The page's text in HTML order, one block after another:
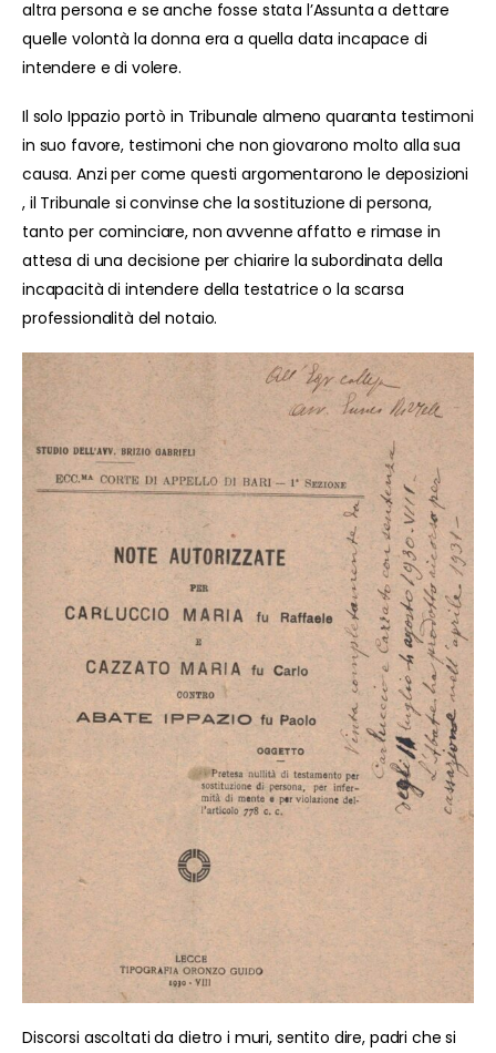
altra persona e se anche fosse stata l’Assunta a dettare
quelle volontà la donna era a quella data incapace di
intendere e di volere.
Il solo Ippazio portò in Tribunale almeno quaranta testimoni
in suo favore, testimoni che non giovarono molto alla sua
causa. Anzi per come questi argomentarono le deposizioni
, il Tribunale si convinse che la sostituzione di persona,
tanto per cominciare, non avvenne affatto e rimase in
attesa di una decisione per chiarire la subordinata della
incapacità di intendere della testatrice o la scarsa
professionalità del notaio.
Discorsi ascoltati da dietro i muri, sentito dire, padri che si